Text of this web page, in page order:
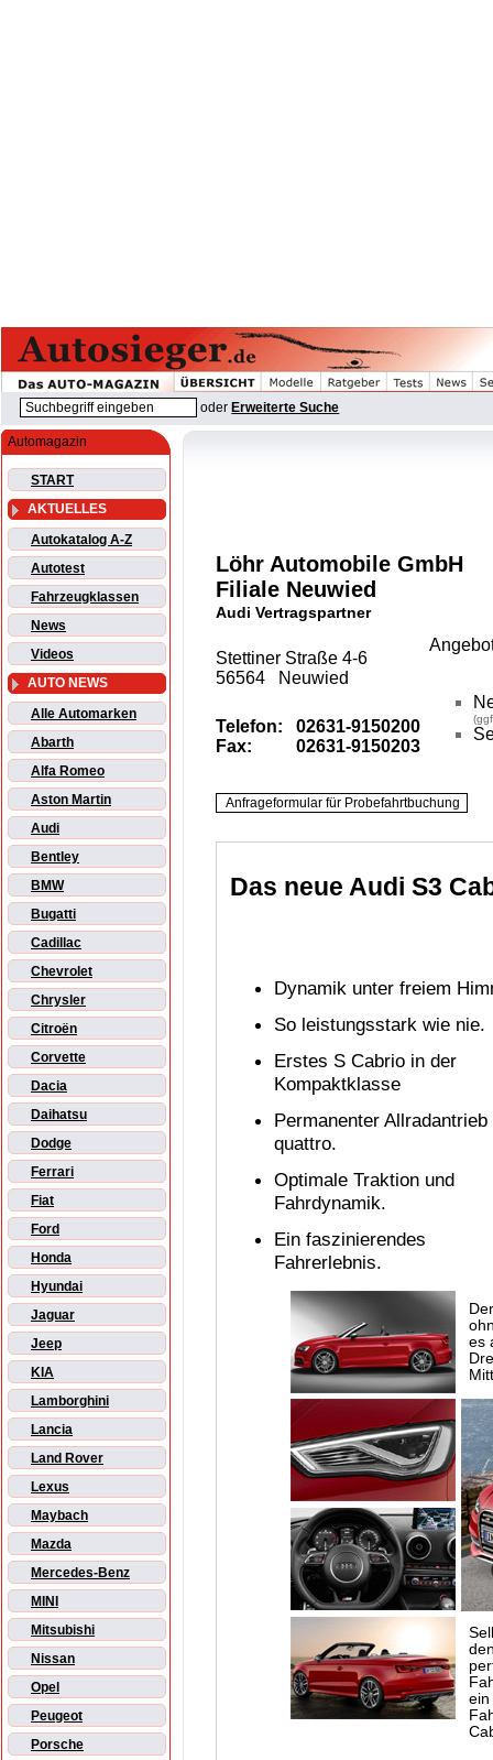
oder Erweiterte Suche
Automagazin
START
AKTUELLES
Autokatalog A-Z
Autotest
Fahrzeugklassen
News
Videos
AUTO NEWS
Alle Automarken
Abarth
Alfa Romeo
Aston Martin
Audi
Bentley
BMW
Bugatti
Cadillac
Chevrolet
Chrysler
Citroën
Corvette
Dacia
Daihatsu
Dodge
Ferrari
Fiat
Ford
Honda
Hyundai
Jaguar
Jeep
KIA
Lamborghini
Lancia
Land Rover
Lexus
Maybach
Mazda
Mercedes-Benz
MINI
Mitsubishi
Nissan
Opel
Peugeot
Porsche
Löhr Automobile GmbH
Filiale Neuwied
Audi Vertragspartner
Stettiner Straße 4-6
56564 Neuwied
Telefon: 02631-9150200
Fax:
02631-9150203
Das neue Audi S3
Dynamik unter freiem
So leistungsstark wie nie.
Erstes S Cabrio in der
Kompaktklasse
Permanenter Allradantrieb
quattro.
Optimale Traktion und
Fahrdynamik.
Ein faszinierendes
Fahrerlebnis.
es
ein